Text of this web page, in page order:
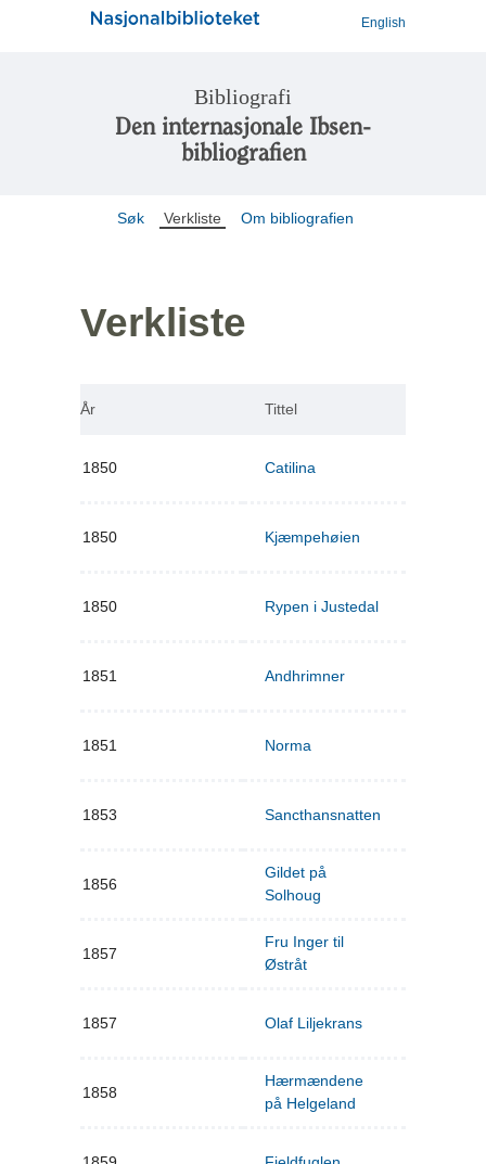
English
Bibliografi
Den internasjonale Ibsen-
bibliografien
Søk Verkliste Om bibliografien
Verkliste
År Tittel
1850 Catilina
1850 Kjæmpehøien
1850 Rypen i Justedal
1851 Andhrimner
1851 Norma
1853 Sancthansnatten
1856
Gildet på
Solhoug
1857
Fru Inger til
Østråt
1857 Olaf Liljekrans
1858
Hærmændene
på Helgeland